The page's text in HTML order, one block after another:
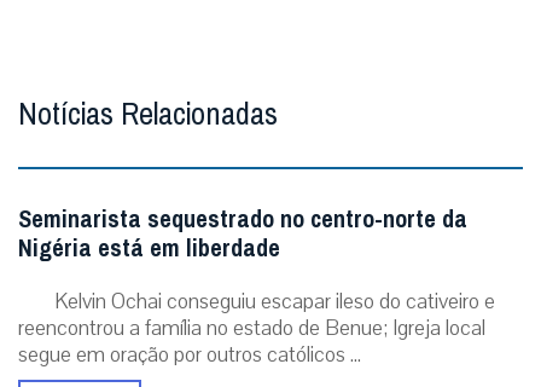
Notícias Relacionadas
Seminarista sequestrado no centro-norte da
Nigéria está em liberdade
Kelvin Ochai conseguiu escapar ileso do cativeiro e
reencontrou a família no estado de Benue; Igreja local
segue em oração por outros católicos ...